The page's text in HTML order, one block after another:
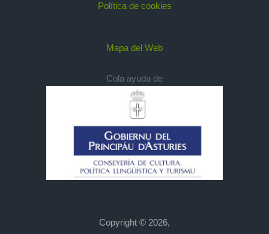
Política de cookies
Mapa del Web
Cola ayuda de
Copyright © 2026,